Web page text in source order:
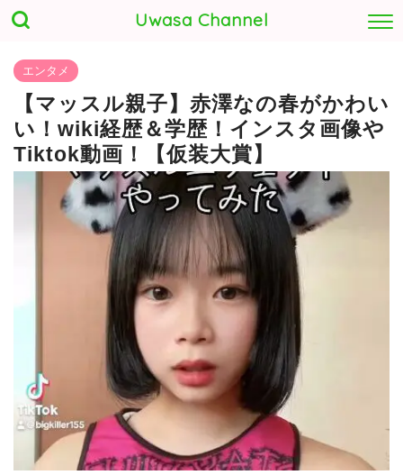
Uwasa Channel
エンタメ
【マッスル親子】赤澤なの春がかわい
い！wiki経歴＆学歴！インスタ画像や
Tiktok動画！【仮装大賞】